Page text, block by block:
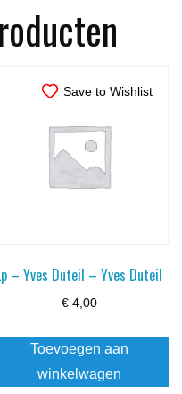
Save to Wishlist
– Yves Duteil – Yves Duteil
€4,00
Toevoegen aan
winkelwagen